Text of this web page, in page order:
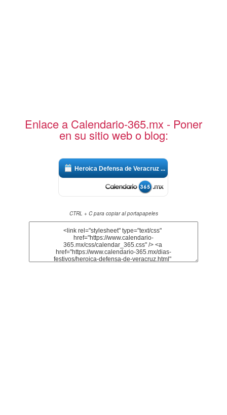
Enlace a Calendario-365.mx - Poner
en su sitio web o blog:
Heroica Defensa de Veracruz ...
CTRL + C para copiar al portapapeles